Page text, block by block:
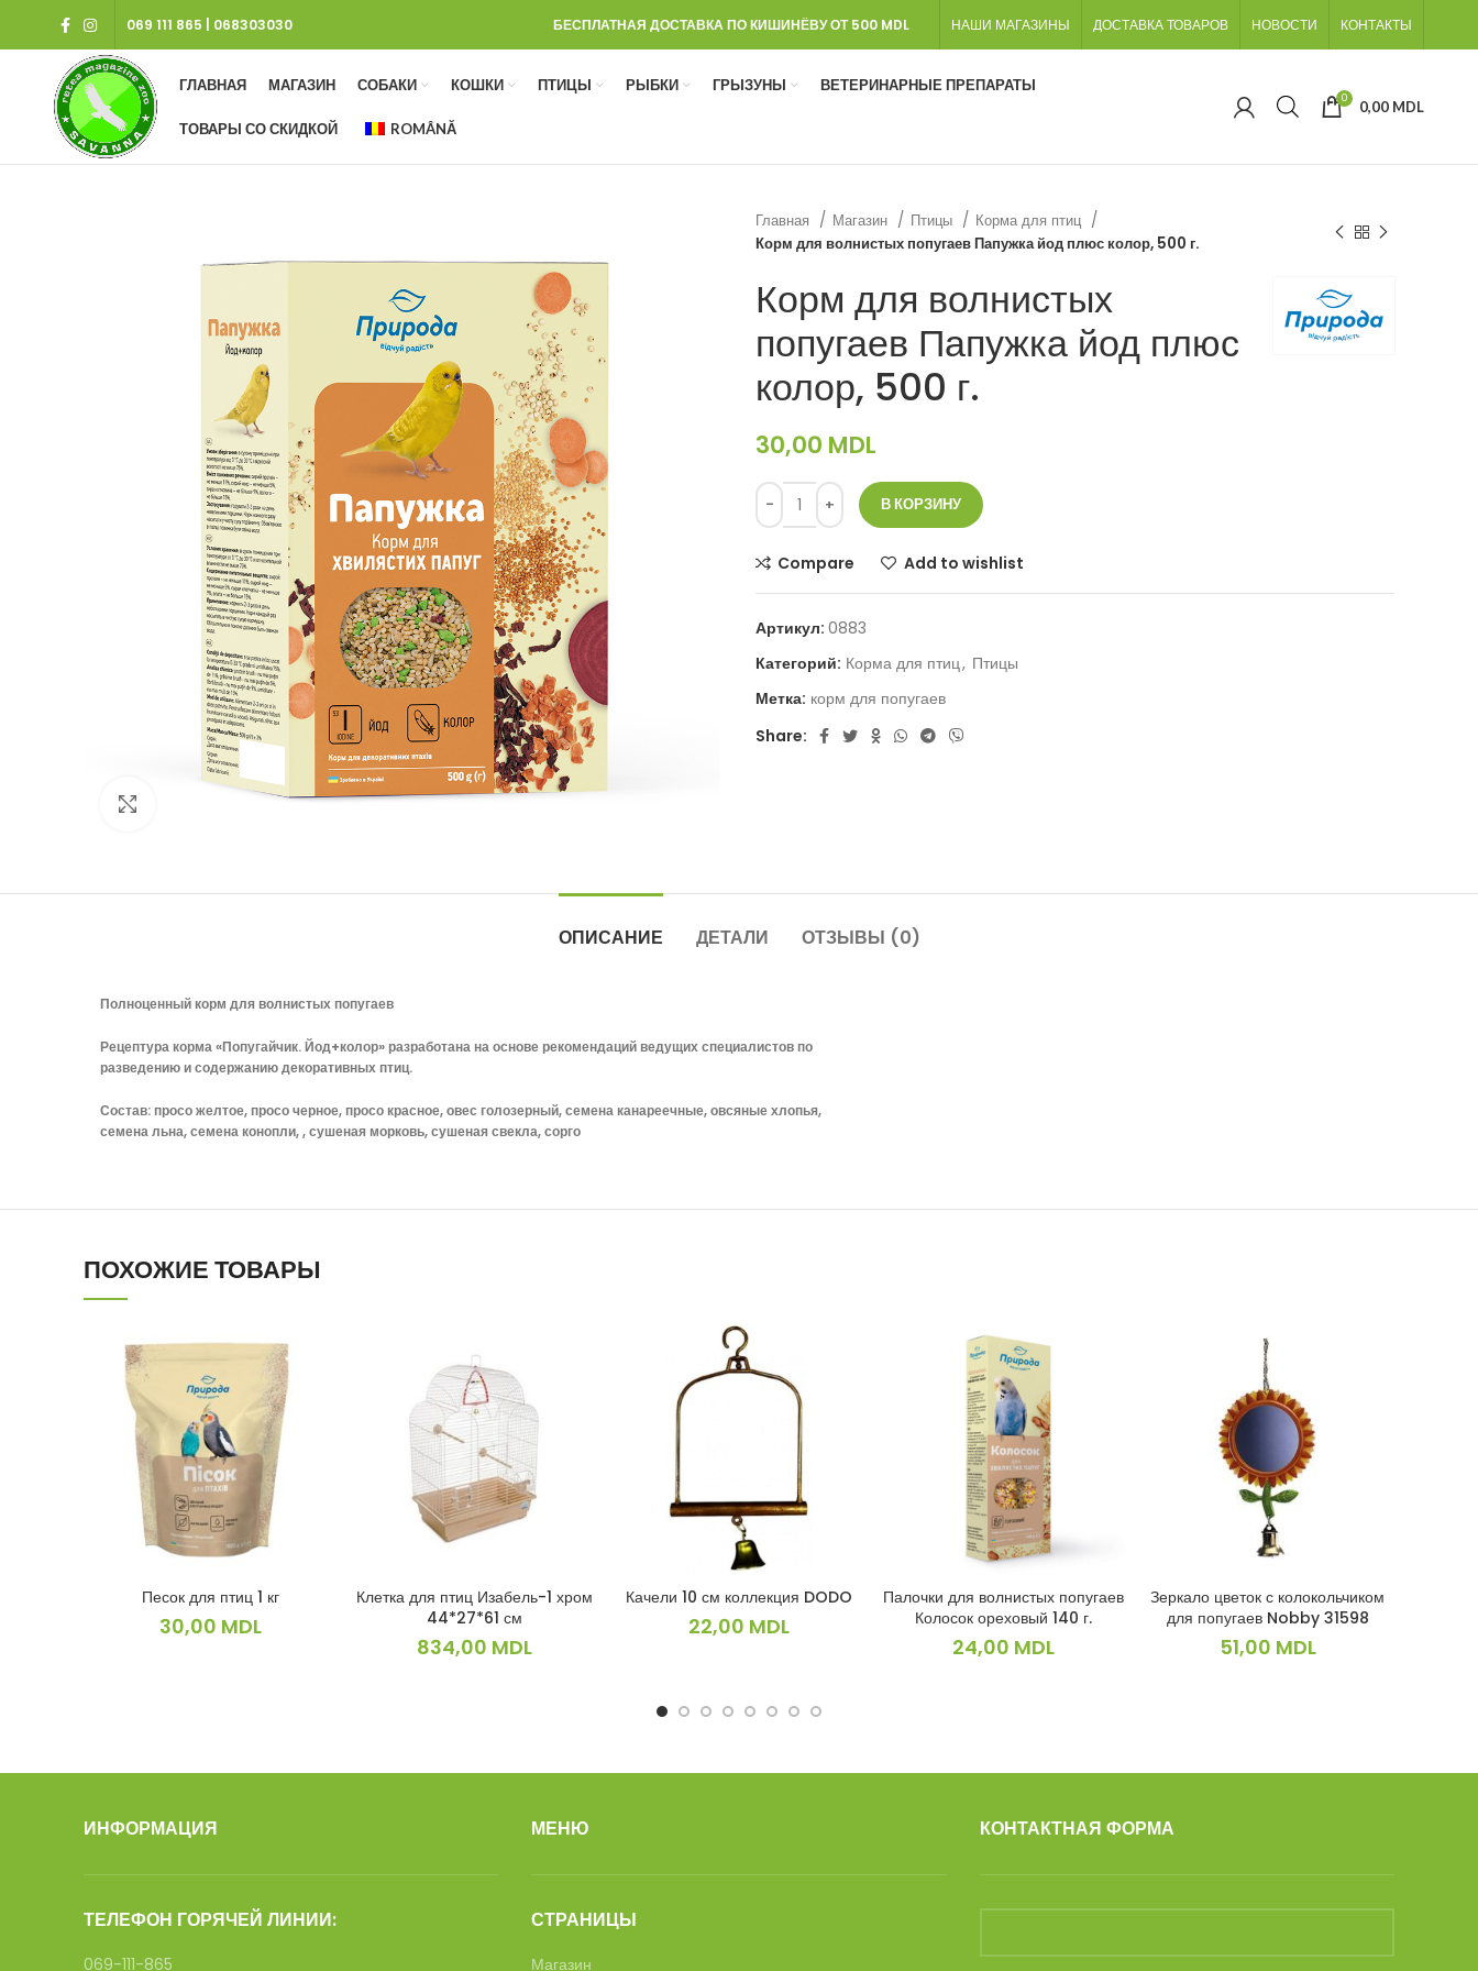
069 111 865 068303030 БЕСПЛАТНАЯ ДОСТАВКА ПО КИШИНЁВУ ОТ 500 MDL НАШИ МАГАЗИНЫ ДОСТАВКА ТОВАРОВ НОВОСТИ КОНТАКТЫ
ГЛАВНАЯ МАГАЗИН СОБАКИ КОШКИ ПТИЦЫ РЫБКИ ГРЫЗУНЫ ВЕТЕРИНАРНЫЕ ПРЕПАРАТЫ
ТОВАРЫ СО СКИДКОЙ ROMÂNĂ
0 0,00 MDL
Нажмите, чтобы увеличить
Главная Магазин Птицы
Корма для птиц
Корм для волнистых попугаев Папужка йод плюс колор, 500 г.
Корм для волнистых
попугаев Папужка йод плюс
колор, 500 г.
30,00 MDL
В КОРЗИНУ
Compare Add to wishlist
Артикул: 0883
Категорий: Корма для птиц, Птицы
Метка: корм для попугаев
Share:
ОПИСАНИЕ ДЕТАЛИ ОТЗЫВЫ (0)
Полноценный корм для волнистых попугаев
Рецептура корма «Попугайчик. Йод+колор» разработана на основе рекомендаций ведущих специалистов по
разведению и содержанию декоративных птиц.
Состав: просо желтое, просо черное, просо красное, овес голозерный, семена канареечные, овсяные хлопья,
семена льна, семена конопли, , сушеная морковь, сушеная свекла, сорго
ПОХОЖИЕ ТОВАРЫ
В КОРЗИНУ
Песок для птиц 1 кг
30,00 MDL
В КОРЗИНУ
Клетка для птиц Изабель-1 хром
44*27*61 см
834,00 MDL
В КОРЗИНУ
Качели 10 см коллекция DODO
22,00 MDL
В КОРЗИНУ
Палочки для волнистых попугаев
Колосок ореховый 140 г.
24,00 MDL
В КОРЗИНУ
Зеркало цветок с колокольчиком
для попугаев Nobby 31598
51,00 MDL
ИНФОРМАЦИЯ
ТЕЛЕФОН ГОРЯЧЕЙ ЛИНИИ:
069-111-865
МЕНЮ
СТРАНИЦЫ
Магазин
КОНТАКТНАЯ ФОРМА